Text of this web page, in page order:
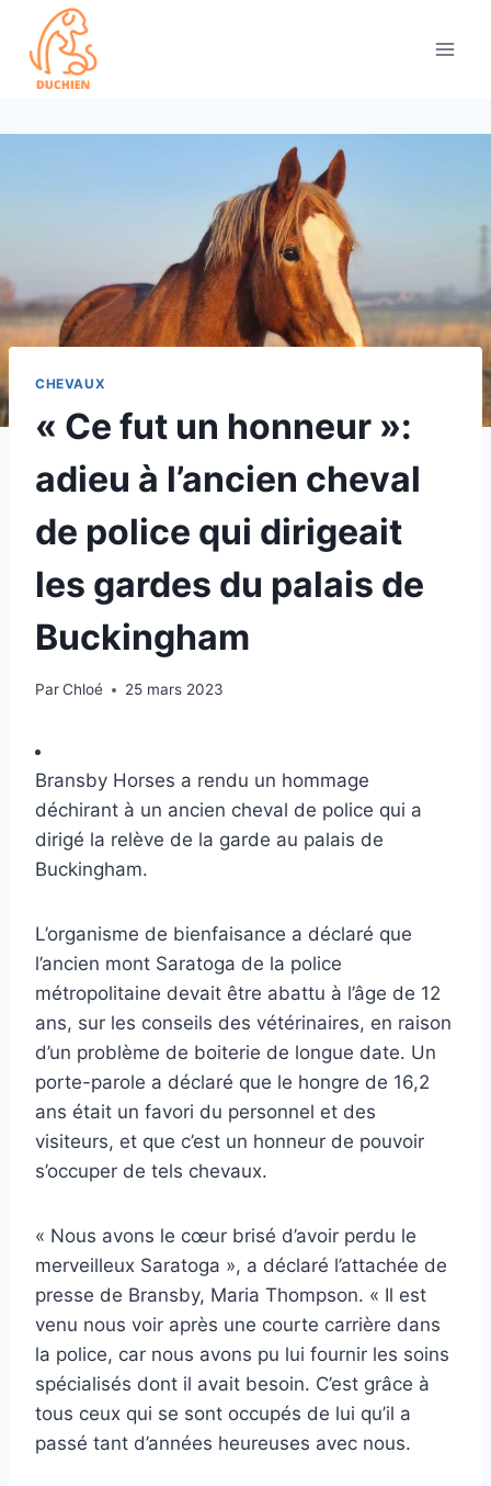
content
CHEVAUX
« Ce fut un honneur »:
adieu à l’ancien cheval
de police qui dirigeait
les gardes du palais de
Buckingham
ParChloé 25 mars 2023
Bransby Horses a rendu un hommage
déchirant à un ancien cheval de police qui a
dirigé la relève de la garde au palais de
Buckingham.
L’organisme de bienfaisance a déclaré que
l’ancien mont Saratoga de la police
métropolitaine devait être abattu à l’âge de 12
ans, sur les conseils des vétérinaires, en raison
d’un problème de boiterie de longue date. Un
porte-parole a déclaré que le hongre de 16,2
ans était un favori du personnel et des
visiteurs, et que c’est un honneur de pouvoir
s’occuper de tels chevaux.
« Nous avons le cœur brisé d’avoir perdu le
merveilleux Saratoga », a déclaré l’attachée de
presse de Bransby, Maria Thompson. « Il est
venu nous voir après une courte carrière dans
la police, car nous avons pu lui fournir les soins
spécialisés dont il avait besoin. C’est grâce à
tous ceux qui se sont occupés de lui qu’il a
passé tant d’années heureuses avec nous.